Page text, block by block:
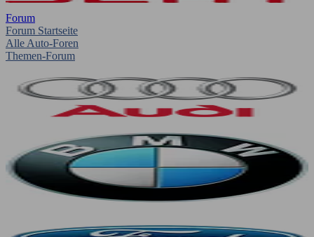
Forum
Forum Startseite
Alle Auto-Foren
Themen-Forum